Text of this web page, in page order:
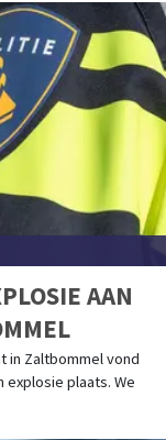
AAN
in Zaltbommel vond
explosie plaats. We